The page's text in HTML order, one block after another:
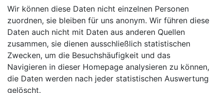
Wir können diese Daten nicht einzelnen Personen
zuordnen, sie bleiben für uns anonym. Wir führen diese
Daten auch nicht mit Daten aus anderen Quellen
zusammen, sie dienen ausschließlich statistischen
Zwecken, um die Besuchshäufigkeit und das
Navigieren in dieser Homepage analysieren zu können,
die Daten werden nach jeder statistischen Auswertung
gelöscht.